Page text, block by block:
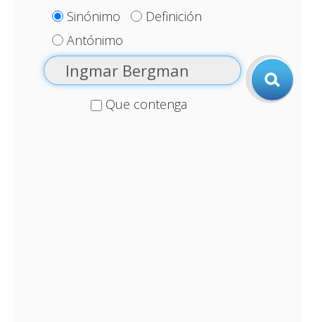
Sinónimo
Definición
Antónimo
Que contenga